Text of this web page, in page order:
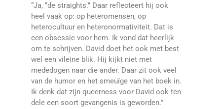
“Ja, ‘’de straights.’’ Daar reflecteert hij ook
heel vaak op: op heteromensen, op
heterocultuur en heteronormativiteit. Dat is
een obsessie voor hem. Ik vond dat heerlijk
om te schrijven. David doet het ook met best
wel een vileine blik. Hij kijkt niet met
mededogen naar die ander. Daar zit ook veel
van de humor en het smeuïge van het boek in.
Ik denk dat zijn queerness voor David ook ten
dele een soort gevangenis is geworden.”